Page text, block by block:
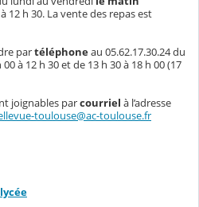
12 h 30. La vente des repas est
partéléphoneau 05.62.17.30.24 du
à 12 h 30 et de 13 h 30 à 18 h 00 (17
joignables parcourriel à l’adresse
toulouse@ac-toulouse.fr